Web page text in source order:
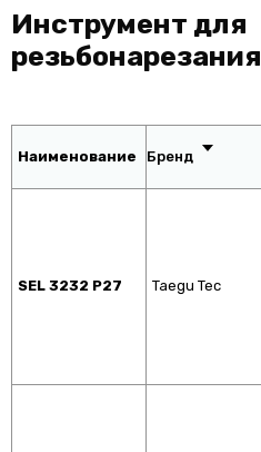
Инструмент для
резьбонарезания
Наименование
SEL 3232 P27 Taegu Tec